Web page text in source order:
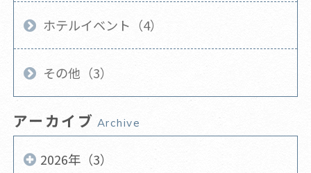
ホテルイベント（4）
その他（3）
アーカイブ Archive
2026年（3）